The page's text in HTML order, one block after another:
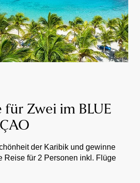
für Zwei im BLUE
der Karibik und gewinne
Reise für 2 Personen inkl. Flüge